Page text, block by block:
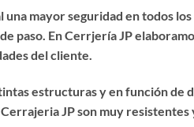
mayor seguridad en todos
paso. En Cerrjería JP
del cliente.
estructuras y en función de
JP son muy resistentes